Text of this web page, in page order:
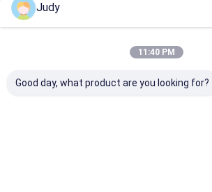
গার্মেন্টস প্যাচ
আমাদের বিভাগসমূহ
Judy
11:40 PM
Good day, what product are you looking for?